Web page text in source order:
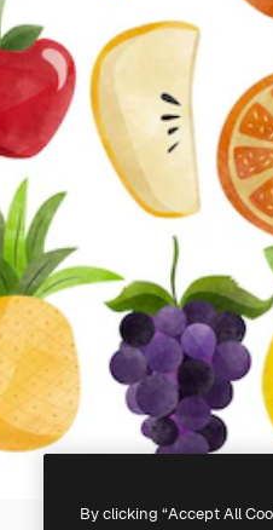
By clicking “Accept All